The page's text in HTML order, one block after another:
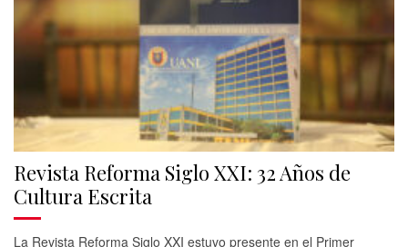
Revista Reforma Siglo XXI: 32 Años de
Cultura Escrita
La Revista Reforma Siglo XXI estuvo presente en el Primer